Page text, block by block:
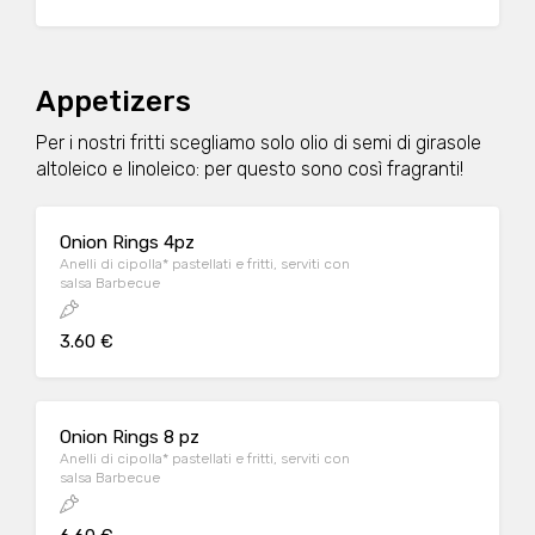
Appetizers
Per i nostri fritti scegliamo solo olio di semi di girasole
altoleico e linoleico: per questo sono così fragranti!
Onion Rings 4pz
Anelli di cipolla* pastellati e fritti, serviti con
salsa Barbecue
3.60 €
Onion Rings 8 pz
Anelli di cipolla* pastellati e fritti, serviti con
salsa Barbecue